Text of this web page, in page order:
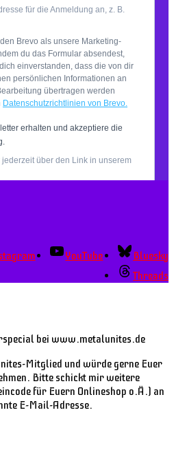
YouTube
Bluesky
Threads
bei www.metalunites.de
Mitglied und würde gerne Euer
Bitte schickt mir weitere
für Euern Onlineshop o.Ä.) an
E-Mail-Adresse.